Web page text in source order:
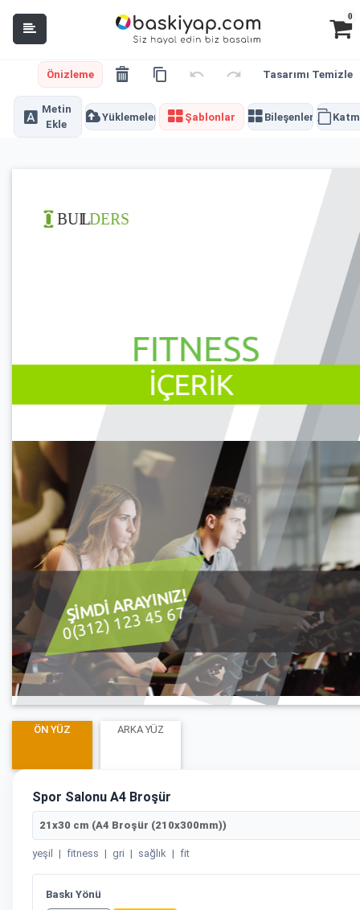
0
Önizleme Tasarımı Temizle
Metin
Ekle
Yüklemeler Şablonlar Bileşenler
ÖN YÜZ ARKA YÜZ
Spor Salonu A4 Broşür
21x30 cm (A4 Broşür (210x300mm))
yeşil | fitness | gri | sağlık | fit
Baskı Yönü